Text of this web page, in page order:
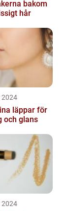
bakom
hår
2024
läppar för
och glans
2024